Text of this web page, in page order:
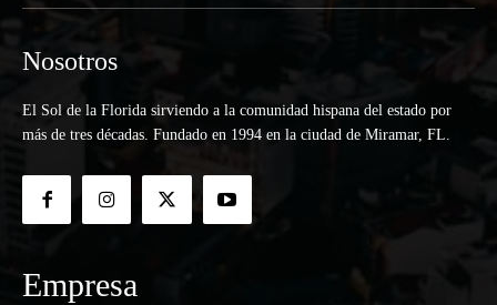
Nosotros
El Sol de la Florida sirviendo a la comunidad hispana del estado por
más de tres décadas. Fundado en 1994 en la ciudad de Miramar, FL.
Empresa